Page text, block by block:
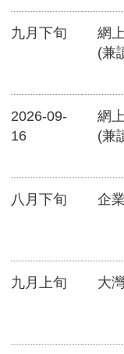
九月下旬
網
(兼
2026-09-
16
網
(兼
八月下旬 企
九月上旬 大